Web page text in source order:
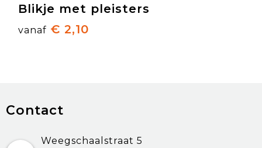
Blikje met pleisters
vanaf € 2,10
Contact
Weegschaalstraat 5